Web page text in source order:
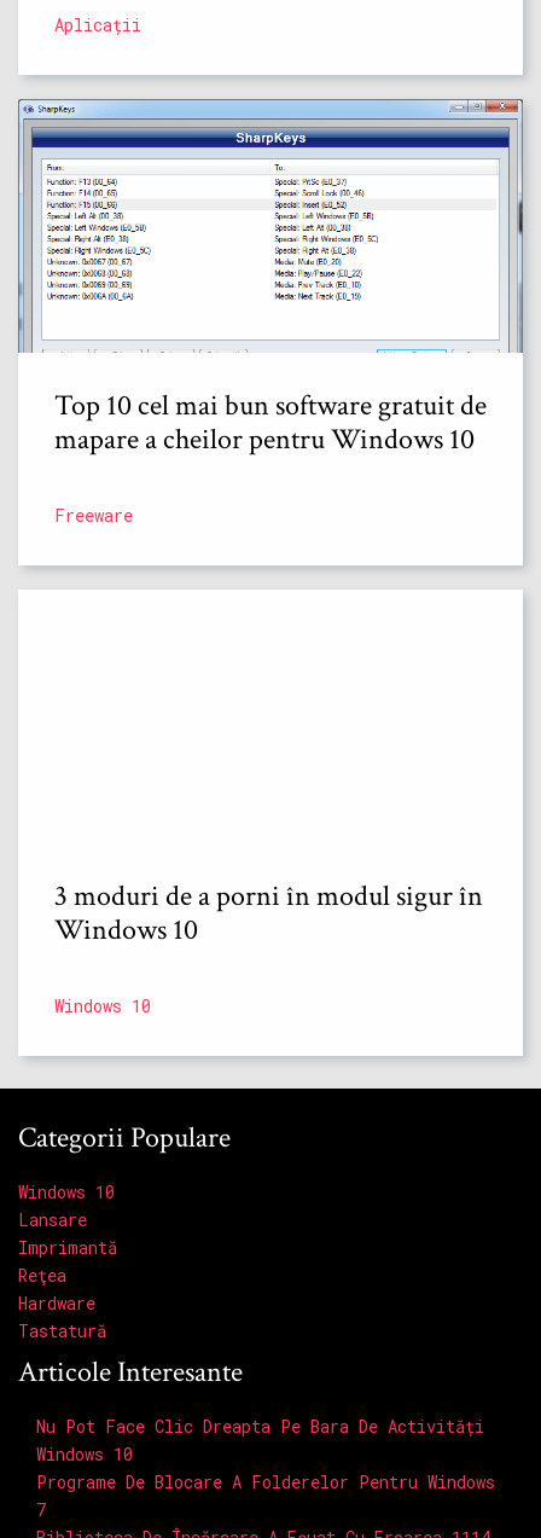
Aplicații
Top 10 cel mai bun software gratuit de
mapare a cheilor pentru Windows 10
Freeware
3 moduri de a porni în modul sigur în
Windows 10
Windows 10
Categorii Populare
Windows 10
Lansare
Imprimantă
Reţea
Hardware
Tastatură
Articole Interesante
Nu Pot Face Clic Dreapta Pe Bara De Activități
Windows 10
Programe De Blocare A Folderelor Pentru Windows
7